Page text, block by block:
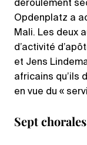
déroulement
Opdenplatz a
Mali. Les deux
d’activité
et Jens
africains qu’ils
en vue du «
Sept